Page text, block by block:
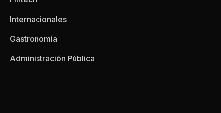
Internacionales
Gastronomía
Administración Pública